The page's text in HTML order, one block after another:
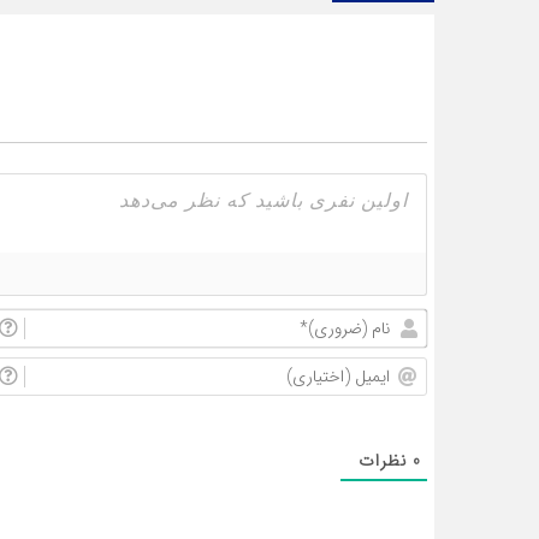
0 نظرات